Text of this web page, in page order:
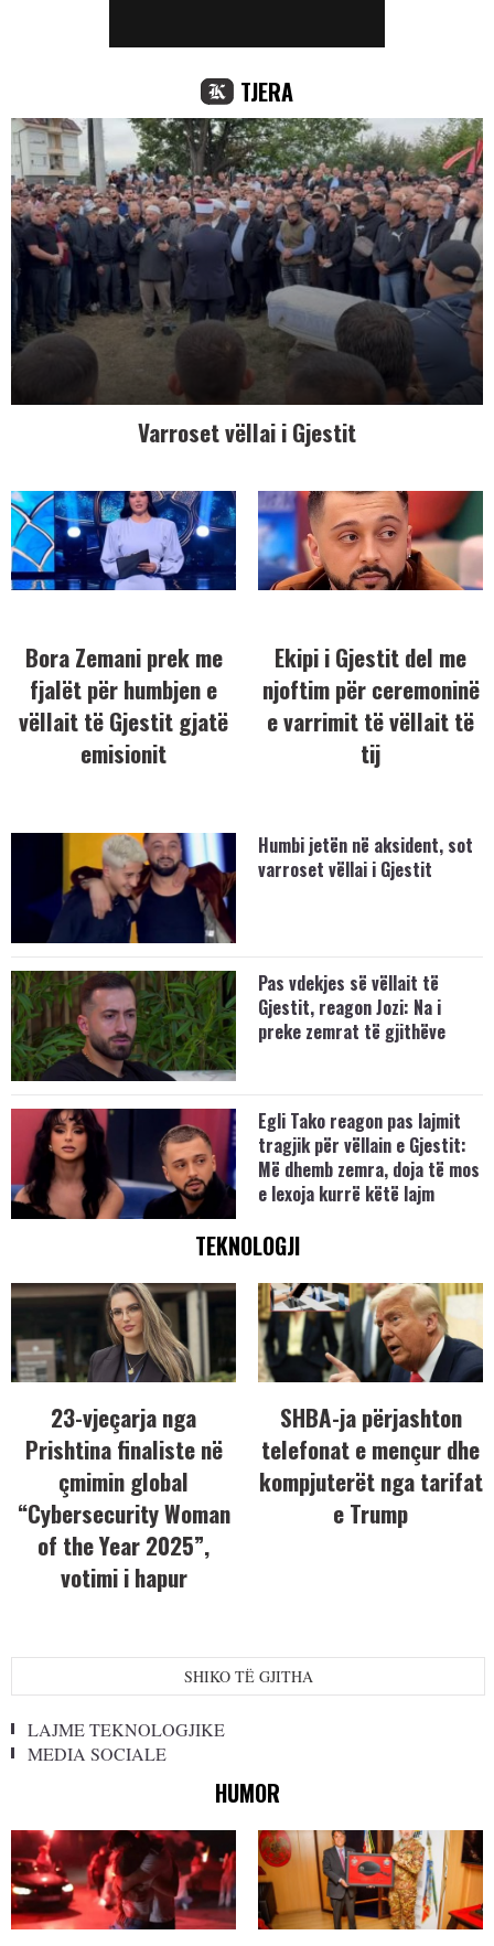
TJERA
Varroset vëllai i Gjestit
Bora Zemani prek me
fjalët për humbjen e
vëllait të Gjestit gjatë
emisionit
Ekipi i Gjestit del me
njoftim për ceremoninë
e varrimit të vëllait të
tij
Humbi jetën në aksident, sot
varroset vëllai i Gjestit
Pas vdekjes së vëllait të
Gjestit, reagon Jozi: Na i
preke zemrat të gjithëve
Egli Tako reagon pas lajmit
tragjik për vëllain e Gjestit:
Më dhemb zemra, doja të mos
e lexoja kurrë këtë lajm
TEKNOLOGJI
23-vjeçarja nga
Prishtina finaliste në
çmimin global
“Cybersecurity Woman
of the Year 2025”,
votimi i hapur
SHBA-ja përjashton
telefonat e mençur dhe
kompjuterët nga tarifat
e Trump
SHIKO TË GJITHA
LAJME TEKNOLOGJIKE
MEDIA SOCIALE
HUMOR